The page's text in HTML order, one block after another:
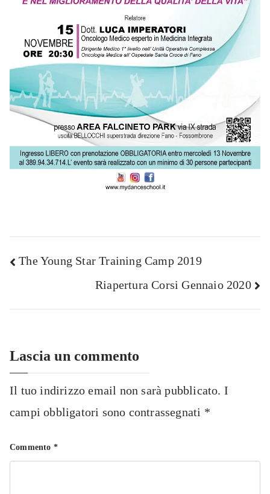
Navigazione
articoli
The Young Star Training Camp 2019
Riapertura Corsi Gennaio 2020
Lascia un commento
Il tuo indirizzo email non sarà pubblicato. I
campi obbligatori sono contrassegnati *
Commento *